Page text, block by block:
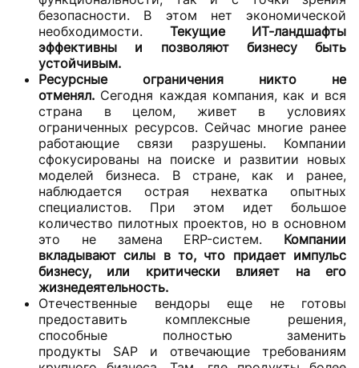
безопасности. В этом нет экономической
необходимости. Текущие ИТ-ландшафты
эффективны и позволяют бизнесу быть
устойчивым.
Ресурсные ограничения никто не
отменял. Сегодня каждая компания, как и вся
страна в целом, живет в условиях
ограниченных ресурсов. Сейчас многие ранее
работающие связи разрушены. Компании
сфокусированы на поиске и развитии новых
моделей бизнеса. В стране, как и ранее,
наблюдается острая нехватка опытных
специалистов. При этом идет большое
количество пилотных проектов, но в основном
это не замена ERP-систем. Компании
вкладывают силы в то, что придает импульс
бизнесу, или критически влияет на его
жизнедеятельность.
Отечественные вендоры еще не готовы
предоставить комплексные решения,
способные полностью заменить
продукты SAP и отвечающие требованиям